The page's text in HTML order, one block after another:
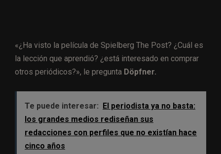
«¿Ha visto la película de Spielberg The Post? ¿Cuál es
la lección que aprendió? ¿está interesado en comprar
otros periódicos?», le pregunta Döpfner.
Te puede interesar: El periodista ya no basta:
los grandes medios rediseñan sus
redacciones con perfiles que no existían hace
cinco años